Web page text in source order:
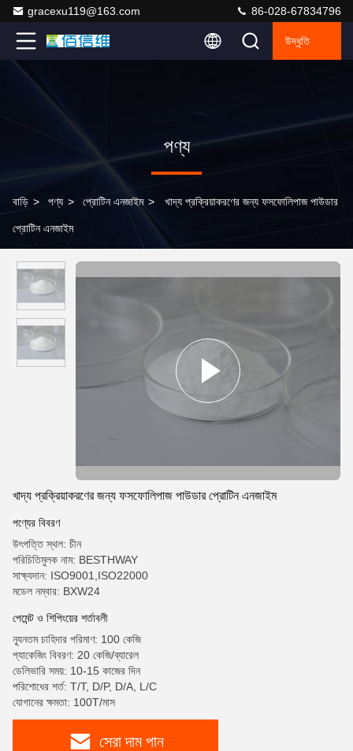
gracexu119@163.com 86-028-67834796
উদ্ধৃতি
পণ্য
বাড়ি > পণ্য > প্রোটিন এনজাইম > খাদ্য প্রক্রিয়াকরণের জন্য ফসফোলিপাজ পাউডার
প্রোটিন এনজাইম
খাদ্য প্রক্রিয়াকরণের জন্য ফসফোলিপাজ পাউডার প্রোটিন এনজাইম
পণ্যের বিবরণ
উৎপত্তি স্থল: চীন
পরিচিতিমুলক নাম: BESTHWAY
সাক্ষ্যদান: ISO9001,ISO22000
মডেল নম্বার: BXW24
পেমেন্ট ও শিপিংয়ের শর্তাবলী
ন্যূনতম চাহিদার পরিমাণ: 100 কেজি
প্যাকেজিং বিবরণ: 20 কেজি/ব্যারেল
ডেলিভারি সময়: 10-15 কাজের দিন
পরিশোধের শর্ত: T/T, D/P, D/A, L/C
যোগানের ক্ষমতা: 100T/মাস
সেরা দাম পান